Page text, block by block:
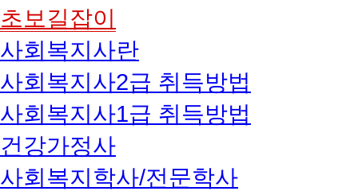
초보길잡이
사회복지사란
사회복지사2급 취득방법
사회복지사1급 취득방법
건강가정사
사회복지학사/전문학사